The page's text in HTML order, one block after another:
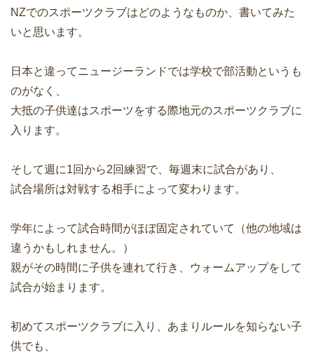
NZでのスポーツクラブはどのようなものか、書いてみた
いと思います。
日本と違ってニュージーランドでは学校で部活動というも
のがなく、
大抵の子供達はスポーツをする際地元のスポーツクラブに
入ります。
そして週に1回から2回練習で、毎週末に試合があり、
試合場所は対戦する相手によって変わります。
学年によって試合時間がほぼ固定されていて（他の地域は
違うかもしれません。）
親がその時間に子供を連れて行き、ウォームアップをして
試合が始まります。
初めてスポーツクラブに入り、あまりルールを知らない子
供でも、